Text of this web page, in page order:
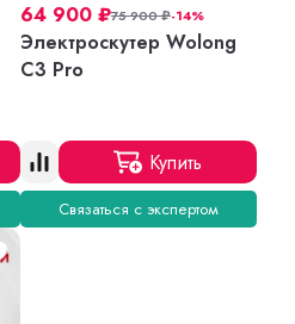
64 900 ₽75 900₽-14%
Электроскутер Wolong
C3 Pro
Купить
Связаться с экспертом